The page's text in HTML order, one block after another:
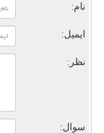
نام:
ایمیل:
نظر:
سوال: